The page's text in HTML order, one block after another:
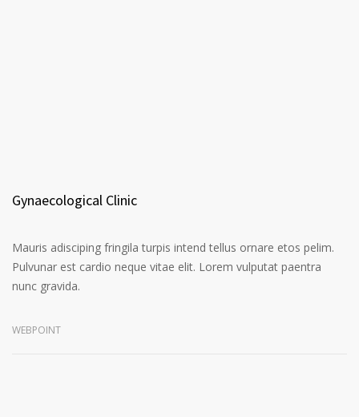
Gynaecological Clinic
Mauris adisciping fringila turpis intend tellus ornare etos pelim.
Pulvunar est cardio neque vitae elit. Lorem vulputat paentra
nunc gravida.
WEBPOINT